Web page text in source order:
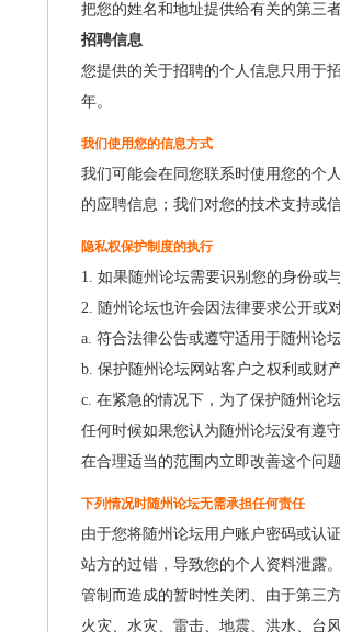
把您的姓名和地址提供给有关的第三
招聘信息
您提供的关于招聘的个人信息只用于
年。
我们使用您的信息方式
我们可能会在同您联系时使用您的个
的应聘信息；我们对您的技术支持或
隐私权保护制度的执行
1. 如果随州论坛需要识别您的身份或
2. 随州论坛也许会因法律要求公开或
a. 符合法律公告或遵守适用于随州论
b. 保护随州论坛网站客户之权利或财产
c. 在紧急的情况下，为了保护随州论
任何时候如果您认为随州论坛没有遵
在合理适当的范围内立即改善这个问题
下列情况时随州论坛无需承担任何责任
由于您将随州论坛用户账户密码或认
站方的过错，导致您的个人资料泄露
管制而造成的暂时性关闭、由于第三
火灾、水灾、雷击、地震、洪水、台